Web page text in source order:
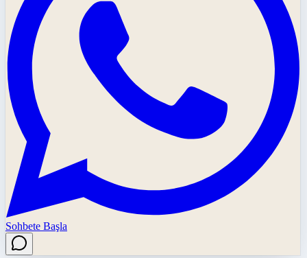
Sohbete Başla